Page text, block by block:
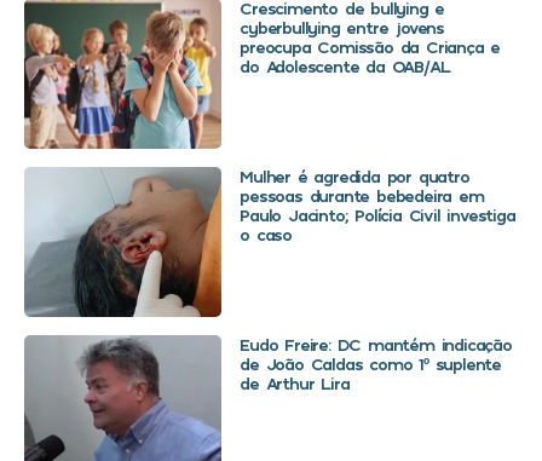
Crescimento de bullying e
cyberbullying entre jovens
preocupa Comissão da Criança e
do Adolescente da OAB/AL
Mulher é agredida por quatro
pessoas durante bebedeira em
Paulo Jacinto; Polícia Civil investiga
o caso
Eudo Freire: DC mantém indicação
de João Caldas como 1º suplente
de Arthur Lira